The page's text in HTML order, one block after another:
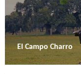
El Campo Charro